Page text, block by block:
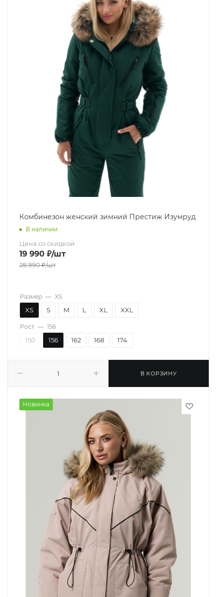
Комбинезон женский зимний Престиж Изумруд
В наличии
Цена со скидкой
19 990 ₽/шт
28 990₽/шт
В КОРЗИНУ
Размер — XS
XS S M L XL XXL
Рост — 156
150 156 162 168 174
Новинка